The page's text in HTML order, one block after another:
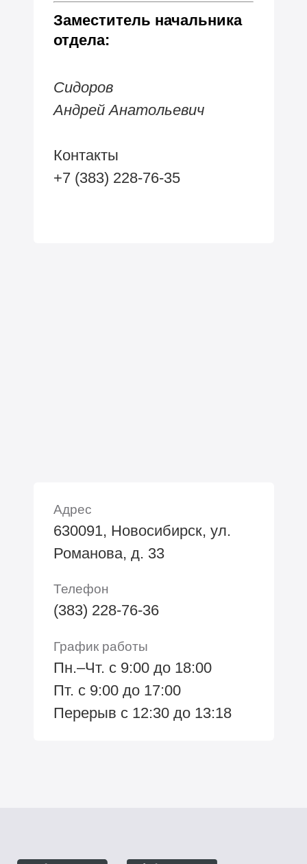
Заместитель начальника
отдела:
Сидоров
Андрей Анатольевич
Контакты
+7 (383) 228-76-35
Адрес
630091, Новосибирск, ул.
Романова, д. 33
Телефон
(383) 228-76-36
График работы
Пн.–Чт. с 9:00 до 18:00
Пт. с 9:00 до 17:00
Перерыв с 12:30 до 13:18